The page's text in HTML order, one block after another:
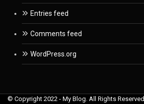
Entries feed
Comments feed
WordPress.org
© Copyright 2022 - My Blog. All Rights Reserved